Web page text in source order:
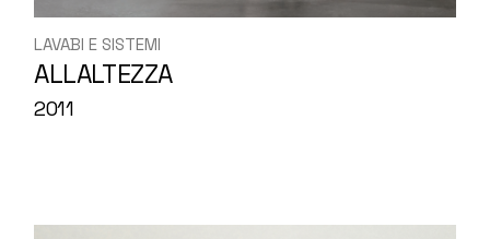
LAVABI E SISTEMI
ALLALTEZZA
2011